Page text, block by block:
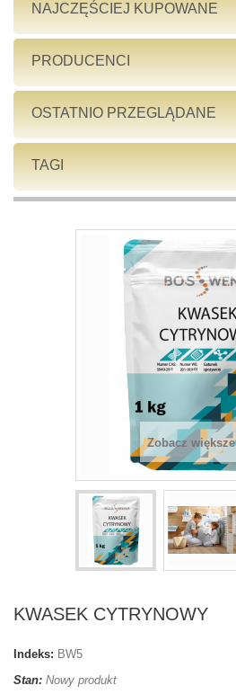
NAJCZĘŚCIEJ KUPOWANE
PRODUCENCI
OSTATNIO PRZEGLĄDANE
TAGI
Zobacz większe
KWASEK CYTRYNOWY
Indeks: BW5
Stan: Nowy produkt